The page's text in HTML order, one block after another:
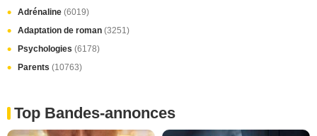
Adrénaline (6019)
Adaptation de roman (3251)
Psychologies (6178)
Parents (10763)
Top Bandes-annonces